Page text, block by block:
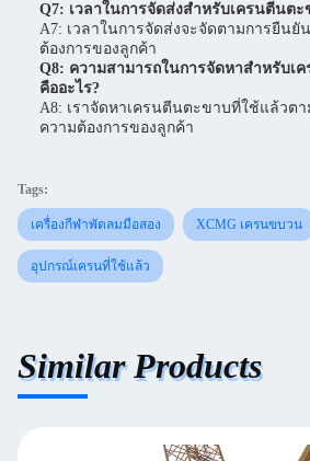
Q7: เวลาในการจัดส่งสำหรับเครนตีนตะ
A7: เวลาในการจัดส่งจะจัดตามการยืนยั
ต้องการของลูกค้า
Q8: ความสามารถในการจัดหาสำหรับเ
คืออะไร?
A8: เราจัดหาเครนตีนตะขาบที่ใช้แล้วต
ความต้องการของลูกค้า
Tags:
เครื่องกีฬาพัดลมมือสอง XCMG เครนขบวน
อุปกรณ์เครนที่ใช้แล้ว
Similar Products